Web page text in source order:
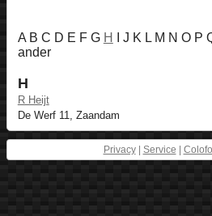
A B C D E F G H
I J K L M N O P
ander
H
R Heijt
De Werf 11, Zaandam
Privacy| Service